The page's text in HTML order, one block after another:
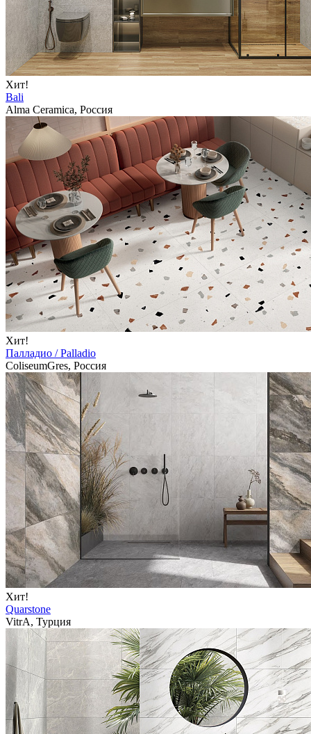
Хит!
Bali
Alma Ceramica, Россия
Хит!
Палладио / Palladio
ColiseumGres, Россия
Хит!
Quarstone
VitrA, Турция